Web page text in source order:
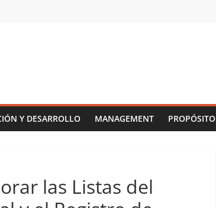
Y DESARROLLO MANAGEMENT PROPÓSITO
las Listas del